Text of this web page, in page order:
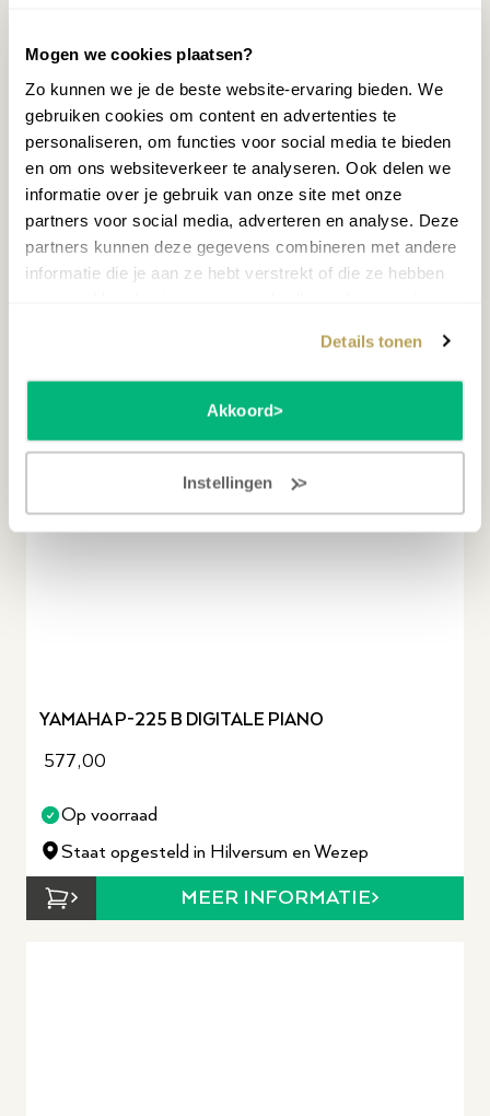
Mogen we cookies plaatsen?
Zo kunnen we je de beste website-ervaring bieden. We
gebruiken cookies om content en advertenties te
personaliseren, om functies voor social media te bieden
en om ons websiteverkeer te analyseren. Ook delen we
informatie over je gebruik van onze site met onze
partners voor social media, adverteren en analyse. Deze
partners kunnen deze gegevens combineren met andere
informatie die je aan ze hebt verstrekt of die ze hebben
Details tonen
Akkoord
Instellingen
YAMAHA P-525 WH STAGEPIANO
1.649,00
Op voorraad
Staat opgesteld in Hilversum
MEER INFORMATIE
YAMAHA P-225 B DIGITALE PIANO
577,00
Op voorraad
Staat opgesteld in Hilversum en Wezep
MEER INFORMATIE